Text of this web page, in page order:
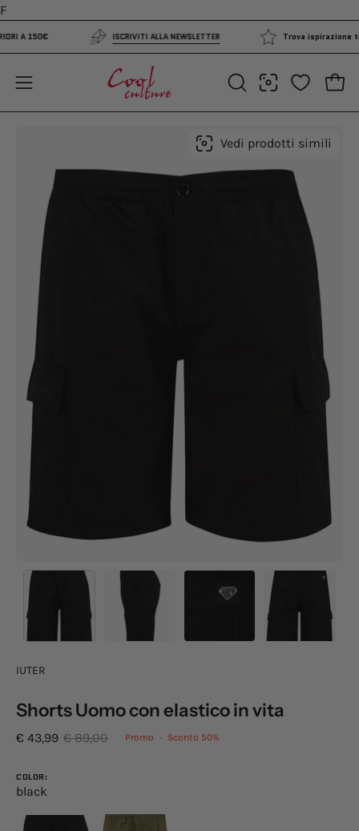
FSalta
contenuto
A 150€ ISCRIVITI ALLA NEWSLETTER Trova
Apri
menu
APRI
LA
DI
RICERCA
Apri
dell'immagine
Vedi prodotti simili
IUTER
Shorts Uomo con elastico in vita
€ 43,99 € 89,00 Promo • Sconto 50%
COLOR:
black